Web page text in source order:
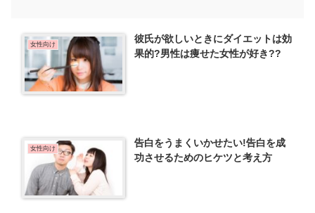
女性向け
彼氏が欲しいときにダイエットは効
果的?男性は痩せた女性が好き??
女性向け
告白をうまくいかせたい!告白を成
功させるためのヒケツと考え方